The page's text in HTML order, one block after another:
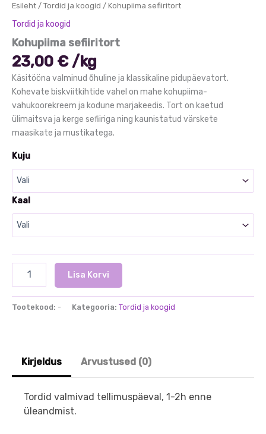
Esileht / Tordid ja koogid / Kohupiima sefiiritort
Tordid ja koogid
Kohupiima sefiiritort
23,00 € /kg
​Käsitööna valminud õhuline ja klassikaline pidupäevatort.
Kohevate biskviitkihtide vahel on mahe kohupiima-
vahukoorekreem ja kodune marjakeedis. Tort on kaetud
ülimaitsva ja kerge sefiiriga ning kaunistatud värskete
maasikate ja mustikatega.
Kuju
Kaal
Kohupiima
sefiiritort
Lisa Korvi
Tootekood: - Kategooria: Tordid ja koogid
Kirjeldus Arvustused (0)
​Tordid valmivad tellimuspäeval, 1-2h enne
üleandmist.